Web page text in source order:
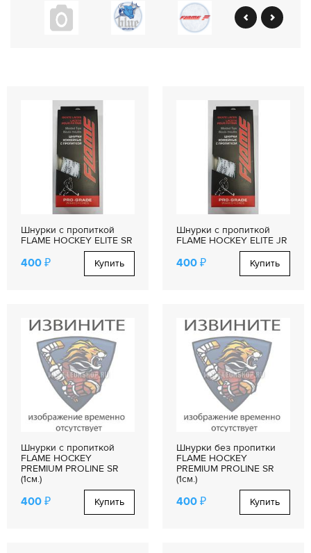
Шнурки с пропиткой
FLAME HOCKEY ELITE SR
400 ₽ Купить
Шнурки с пропиткой
FLAME HOCKEY ELITE JR
400 ₽ Купить
Шнурки с пропиткой
FLAME HOCKEY
PREMIUM PROLINE SR
(1см.)
400 ₽ Купить
Шнурки без пропитки
FLAME HOCKEY
PREMIUM PROLINE SR
(1см.)
400 ₽ Купить